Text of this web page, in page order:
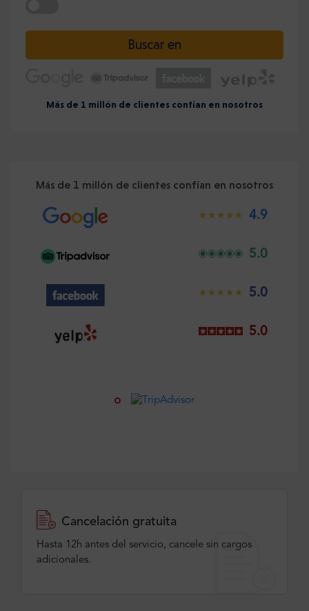
Buscar en
Más de 1 millón de clientes confían en nosotros
Más de 1 millón de clientes confían en nosotros
4.9
5.0
5.0
5.0
Cancelación gratuita
Hasta 12h antes del servicio, cancele sin cargos
adicionales.